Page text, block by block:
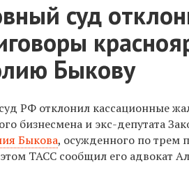
суд
Быкову
РФ отклонил кассационные
бизнесмена и экс-депутата
Быкова, осужденного по трем
ТАСС сообщил его адвокат